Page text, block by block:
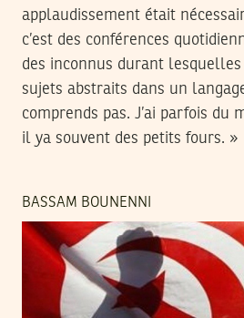
applaudissement était
c’est des conférences
des inconnus durant lesquelles
sujets abstraits dans un
comprends pas. J’ai parfois du
il ya souvent des petits fours. »
BASSAM BOUNENNI